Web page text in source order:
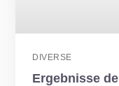
DIVERSE
Ergebnisse